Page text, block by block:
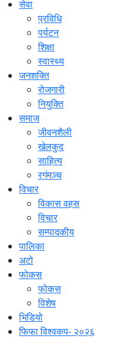
सेवा
प्रविधि
पर्यटन
शिक्षा
स्वास्थ्य
जनशक्ति
रोजगारी
नियुक्ति
समाज
जीवनशैली
खेलकुद
साहित्य
रगंमञ्च
विचार
विकास वहस
विचार
सम्पादकीय
पालिका
अटो
फोकस
फोकस
विशेष
भिडियो
फिफा विश्वकप- २०२६